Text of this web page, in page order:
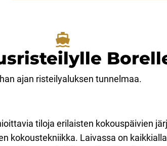
ajan risteilyaluksen tunnelmaa.
tiloja erilaisten kokouspäivien
kokoustekniikka. Laivassa on